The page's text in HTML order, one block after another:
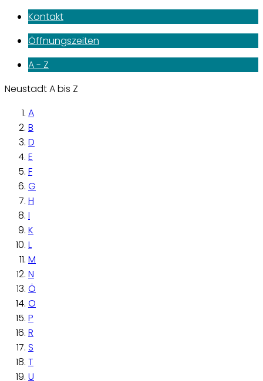
Kontakt
Öffnungszeiten
A - Z
Neustadt A bis Z
A
B
D
E
F
G
H
I
K
L
M
N
Ö
O
P
R
S
T
U